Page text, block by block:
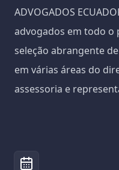
ADVOGADOS
advogados em todo o
seleção abrangente
em várias áreas do
assessoria e